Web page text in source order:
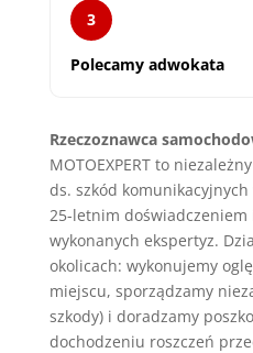
3
Polecamy adwokata
Rzeczoznawca
MOTOEXPERT to
ds. szkód
25-letnim doświadczeniem
wykonanych ekspertyz.
okolicach: wykonujemy
miejscu, sporządzamy
szkody) i doradzamy
dochodzeniu roszczeń